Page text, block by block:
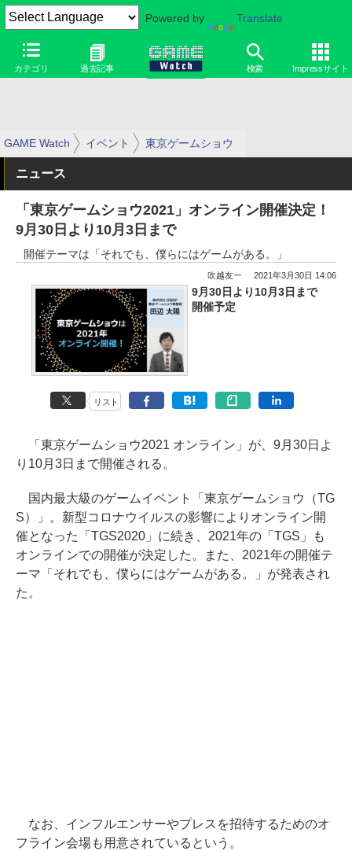
Powered by Translate
カテゴリ 過去記事 検索 Impressサイト
GAME Watch イベント 東京ゲームショウ
ニュース
「東京ゲームショウ2021」オンライン開催決定！
9月30日より10月3日まで
開催テーマは「それでも、僕らにはゲームがある。」
吹越友一 2021年3月30日 14:06
9月30日より10月3日まで
開催予定
リスト
「東京ゲームショウ2021 オンライン」が、9月30日よ
り10月3日まで開催される。
国内最大級のゲームイベント「東京ゲームショウ（TG
S）」。新型コロナウイルスの影響によりオンライン開
催となった「TGS2020」に続き、2021年の「TGS」も
オンラインでの開催が決定した。また、2021年の開催テ
ーマ「それでも、僕らにはゲームがある。」が発表され
た。
なお、インフルエンサーやプレスを招待するためのオ
フライン会場も用意されているという。